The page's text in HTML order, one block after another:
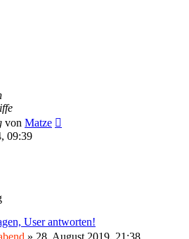
von Matze
09:39
User antworten!
» 28. August 2019, 21:38